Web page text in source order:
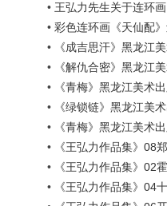
• 王弘力先生关于连环
• 彩色连环画《天仙配
•
《成吉思汗》黑龙江
•
《解仇合密》黑龙江
•
《青梅》黑龙江美术
•
《绿锁链》黑龙江美
•
《青梅》黑龙江美术
•
《王弘力作品集》08
•
《王弘力作品集》02
•
《王弘力作品集》04